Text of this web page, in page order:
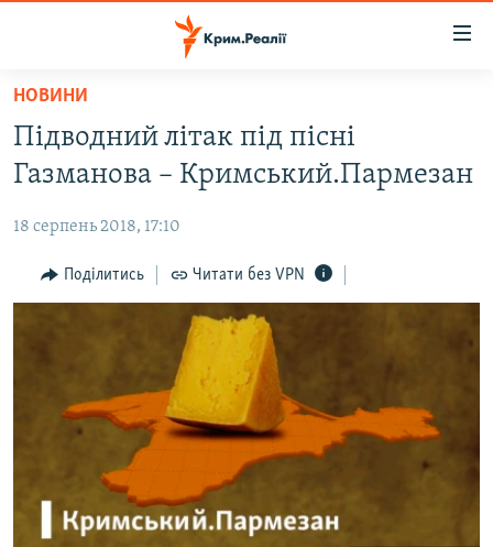
Перейти
основного
матеріалу
до
навігації
Перейти
ВОДА.КРИМ
ПОЛІТИКА
БЛОГИ
ВСЕ ЗА ДЕНЬ
СПЕЦПРОЕКТИ
ДЕПОРТАЦІЯ
ВІДЕОУРОКИ «ELIFBE»
ЯК ОБІЙТИ БЛОКУВАННЯ
Русский
НОВИНИ
Підводний літак під пісні
Газманова – Кримський.Пармезан
18 серпень 2018, 17:10
Поділитись Читати без VPN